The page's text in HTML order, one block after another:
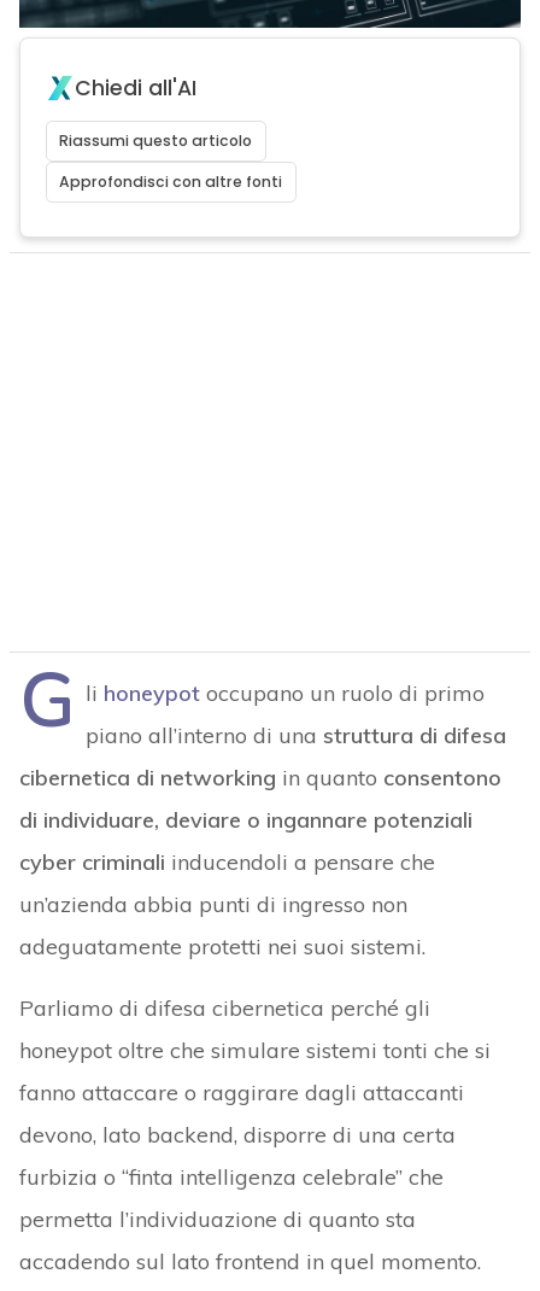
Chiedi all'AI
Riassumi questo articolo
Approfondisci con altre fonti
G li honeypotoccupano un ruolo di primo
piano all’interno di una struttura di difesa
cibernetica di networking in quanto consentono
di individuare, deviare o ingannare potenziali
cyber criminali inducendoli a pensare che
un’azienda abbia punti di ingresso non
adeguatamente protetti nei suoi sistemi.
Parliamo di difesa cibernetica perché gli
honeypot oltre che simulare sistemi tonti che si
fanno attaccare o raggirare dagli attaccanti
devono, lato backend, disporre di una certa
furbizia o “finta intelligenza celebrale” che
permetta l’individuazione di quanto sta
accadendo sul lato frontend in quel momento.